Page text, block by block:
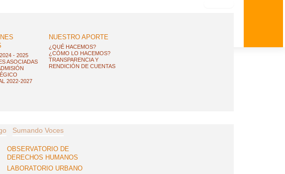
- 2025
ASOCIADAS
2022-2027
NUESTRO APORTE
¿QUÉ HACEMOS?
¿CÓMO LO HACEMOS?
TRANSPARENCIA Y
RENDICIÓN DE CUENTAS
OBSERVATORIO DE
DERECHOS HUMANOS
LABORATORIO URBANO
Sumando Voces